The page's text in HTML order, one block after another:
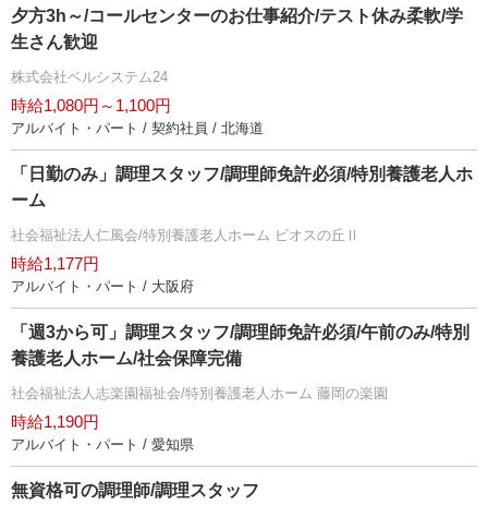
夕方3h～/コールセンターのお仕事紹介/テスト休み柔軟/学
生さん歓迎
株式会社ベルシステム24
時給1,080円～1,100円
アルバイト・パート / 契約社員 / 北海道
「日勤のみ」調理スタッフ/調理師免許必須/特別養護老人ホ
ーム
社会福祉法人仁風会/特別養護老人ホーム ビオスの丘Ⅱ
時給1,177円
アルバイト・パート / 大阪府
「週3から可」調理スタッフ/調理師免許必須/午前のみ/特別
養護老人ホーム/社会保障完備
社会福祉法人志楽園福祉会/特別養護老人ホーム 藤岡の楽園
時給1,190円
アルバイト・パート / 愛知県
無資格可の調理師/調理スタッフ